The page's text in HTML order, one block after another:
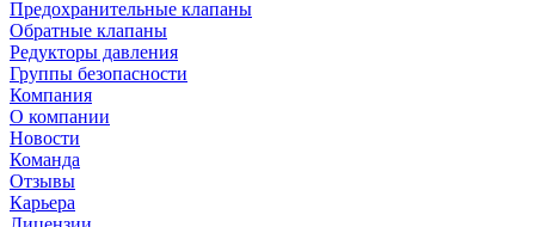
Предохранительные клапаны
Обратные клапаны
Редукторы давления
Группы безопасности
Компания
О компании
Новости
Команда
Отзывы
Карьера